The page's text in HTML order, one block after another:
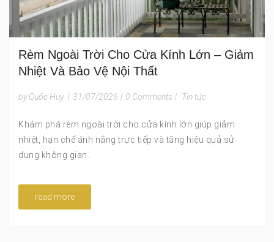
Rèm Ngoài Trời Cho Cửa Kính Lớn – Giảm
Nhiệt Và Bảo Vệ Nội Thất
by Quốc Huy | 31/07/2026 | 0 Comments | Tin tức
Khám phá rèm ngoài trời cho cửa kính lớn giúp giảm
nhiệt, hạn chế ánh nắng trực tiếp và tăng hiệu quả sử
dụng không gian.
read more